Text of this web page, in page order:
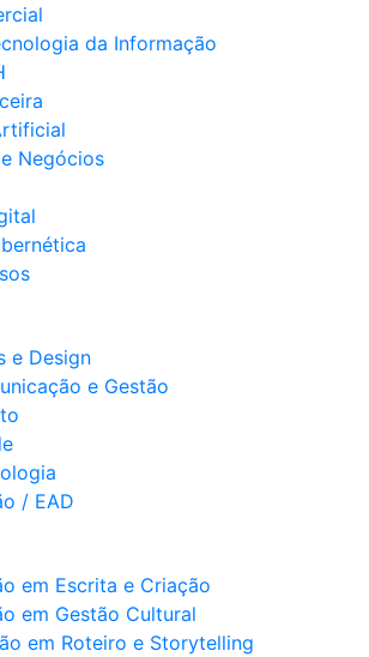
da Informação
Negócios
e Design
e Gestão
/ EAD
em Escrita e Criação
em Gestão Cultural
em Roteiro e Storytelling